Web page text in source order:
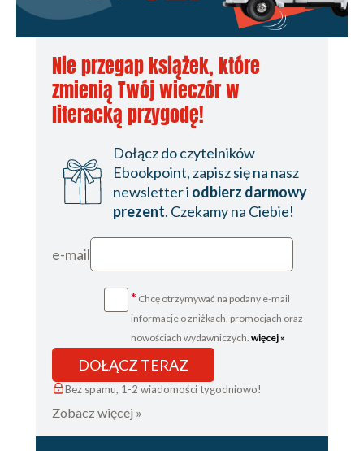
Nie przegap książek, które
zmienią Twój wieczór w
literacką przygodę!
Dołącz do czytelników
Ebookpoint, zapisz się na nasz
newsletter i odbierz darmowy
prezent. Czekamy na Ciebie!
e-mail
* Chcę otrzymywać na podany e-mail
informacje o zniżkach, promocjach oraz
nowościach wydawniczych. więcej »
DOŁĄCZ TERAZ
Bez spamu, 1-2 wiadomości tygodniowo!
Zobacz więcej »